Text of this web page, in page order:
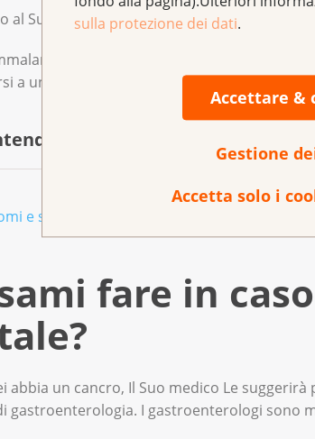
sulla protezione dei dati.
Accettare &
Gestione
Accetta solo i
al Suo medico se i sintomi e i disturbi
di cancro colorettale, di solito, non
a un esame di screening del colon-retto a
per sintomi?
«sintomi» quando nel corpo si verifica un
non necessariamente. Ad esempio, un
e sui disturbi del cancro colorettale
fare in
abbia un cancro, Il Suo medico Le
gastroenterologia. I gastroenterologi sono